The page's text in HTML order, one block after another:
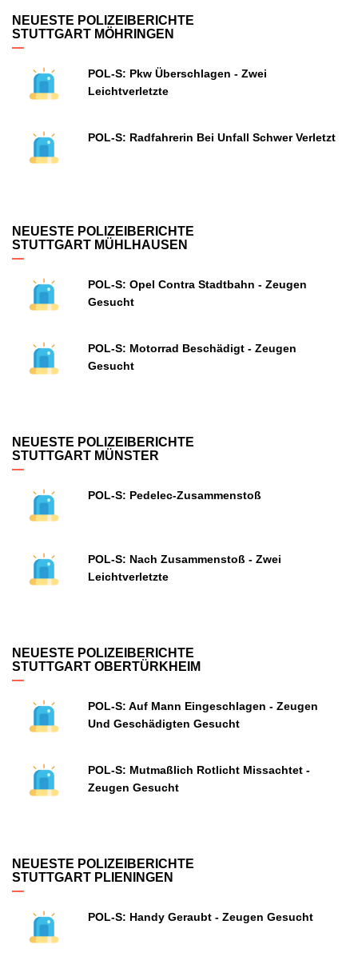
NEUESTE POLIZEIBERICHTE
STUTTGART MÖHRINGEN
POL-S: Pkw Überschlagen - Zwei
Leichtverletzte
POL-S: Radfahrerin Bei Unfall Schwer Verletzt
NEUESTE POLIZEIBERICHTE
STUTTGART MÜHLHAUSEN
POL-S: Opel Contra Stadtbahn - Zeugen
Gesucht
POL-S: Motorrad Beschädigt - Zeugen
Gesucht
NEUESTE POLIZEIBERICHTE
STUTTGART MÜNSTER
POL-S: Pedelec-Zusammenstoß
POL-S: Nach Zusammenstoß - Zwei
Leichtverletzte
NEUESTE POLIZEIBERICHTE
STUTTGART OBERTÜRKHEIM
POL-S: Auf Mann Eingeschlagen - Zeugen
Und Geschädigten Gesucht
POL-S: Mutmaßlich Rotlicht Missachtet -
Zeugen Gesucht
NEUESTE POLIZEIBERICHTE
STUTTGART PLIENINGEN
POL-S: Handy Geraubt - Zeugen Gesucht